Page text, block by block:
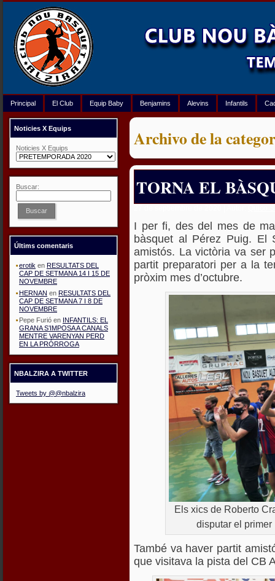
Principal El Club Equip Baby Benjamins Alevins Infantils
Noticies X Equips
Noticies X Equips
Buscar:
Buscar
Últims comentaris
erotik en RESULTATS DEL
CAP DE SETMANA 14 I 15 DE
NOVEMBRE
HERNAN en RESULTATS DEL
CAP DE SETMANA 7 I 8 DE
NOVEMBRE
Pepe Furió en INFANTILS: EL
GRANA S’IMPOSA A CANALS
MENTRE VARENYAN PERD
EN LA PRÓRROGA
NBALZIRA A TWITTER
Tweets by @@nbalzira
Archivo de la
TORNA EL
I per fi, des del mes de
bàsquet al Pérez Puig. El
amistós. La victòria va ser
partit preparatori per a la
pròxim mes d’octubre.
Els xics de Roberto
disputar el primer
També va haver partit
que visitava la pista del CB